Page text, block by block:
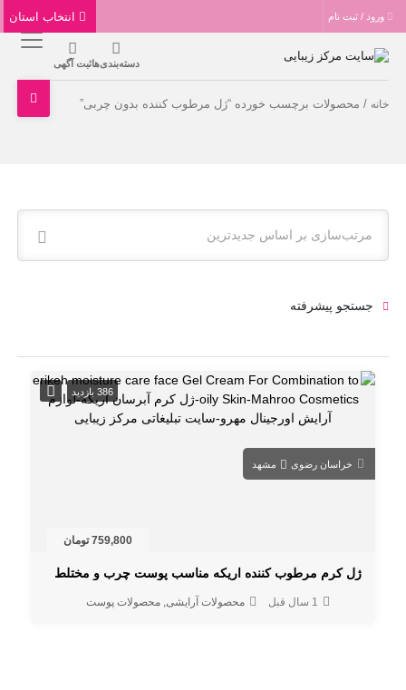
ورود / ثبت نام
دسته‌بندی‌هاثبت آگهی
خانه / محصولات برچسب خورده “ژل مرطوب کننده بدون چربی”
مرتب‌سازی بر اساس جدیدترین
جستجو پیشرفته
386 بازدید
خراسان رضوی مشهد
759,800 تومان
ژل کرم مرطوب کننده اریکه مناسب پوست چرب و مختلط
1 سال قبل محصولات آرایشی محصولات پوست